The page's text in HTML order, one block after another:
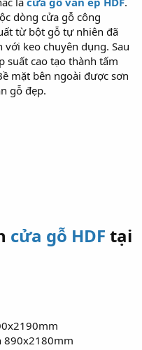
dòng cửa gỗ công
từ bột gỗ tự nhiên đã
keo chuyên dụng. Sau
suất cao tạo thành tấm
mặt bên ngoài được sơn
gỗ đẹp.
cửa gỗ HDF tại
890x2180mm